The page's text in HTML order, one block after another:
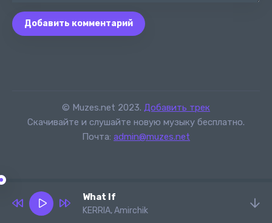
Добавить комментарий
© Muzes.net 2023. Добавить трек
Скачивайте и слушайте новую музыку бесплатно.
Почта: admin@muzes.net
What If
KERRIA, Amirchik